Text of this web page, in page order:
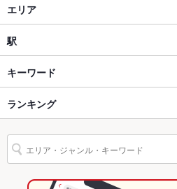
設備
Wi-Fi
バリアフリ
ー
駐車場
バンド演奏 可
TV・プロジ
ェクタ
あり
アジア・エスニック料理
アジア・エスニック料理全般
東京・大手町・日本橋・人形町 × アジ
東京・大手町・日本橋・人形町 × アジ
東京駅 × アジア・エスニック料理
東京駅 × アジア・エスニック料理全般
エリア
丸の内
丸の内 × アジア・エスニック料理
丸の内 × アジア・エスニック料理全般
東京
東京 × アジア・エスニック料理
駅
東京駅
キーワード
カニ料理
ランキング
東京のグルメランキング
東京のアジア・エスニック料理ランキ